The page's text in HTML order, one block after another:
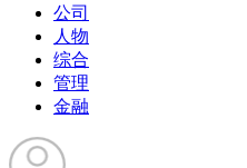
公司
人物
综合
管理
金融